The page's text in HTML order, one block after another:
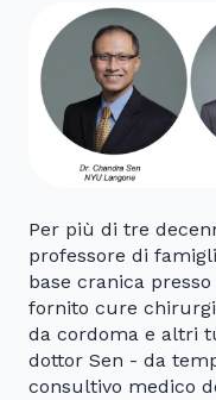
Per più di tre
professore di
base cranica
fornito cure
da cordoma e altri
dottor Sen - da
consultivo medico